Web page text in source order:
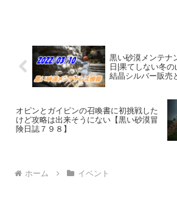
黒い砂漠メンテナ
日|果てしない冬
結晶シルバー販売
オピンとガイピンの召喚書に初挑戦した
けど攻略は出来そうにない【黒い砂漠冒
険日誌７９８】
ホーム イベント